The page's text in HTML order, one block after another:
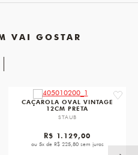
VAI GOSTAR
CAÇAROLA OVAL VINTAGE
12CM PRETA
STAUB
R$ 1.129,00
ou 5x de R$ 225,80 sem juros